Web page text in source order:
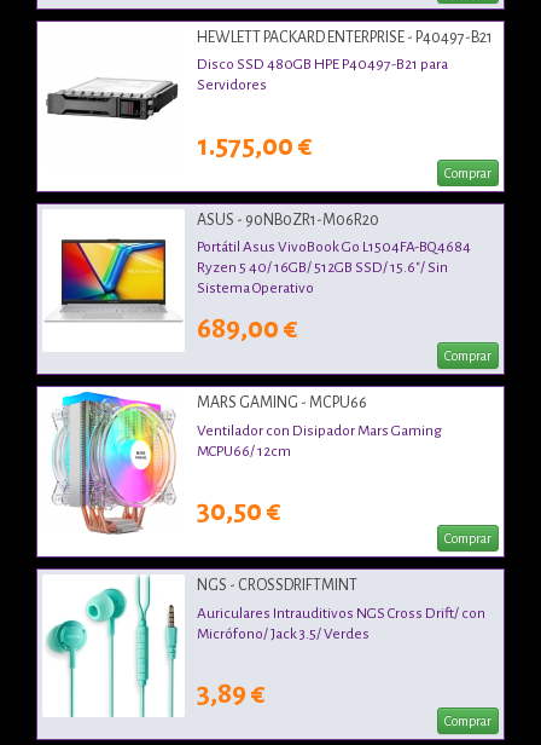
HEWLETT PACKARD ENTERPRISE - P40497-B21
Disco SSD 480GB HPE P40497-B21 para
Servidores
1.575,00 €
Comprar
ASUS - 90NB0ZR1-M06R20
Portátil Asus VivoBook Go L1504FA-BQ4684
Ryzen 5 40/ 16GB/ 512GB SSD/ 15.6"/ Sin
Sistema Operativo
689,00 €
Comprar
MARS GAMING - MCPU66
Ventilador con Disipador Mars Gaming
MCPU66/ 12cm
30,50 €
Comprar
NGS - CROSSDRIFTMINT
Auriculares Intrauditivos NGS Cross Drift/ con
Micrófono/ Jack 3.5/ Verdes
3,89 €
Comprar